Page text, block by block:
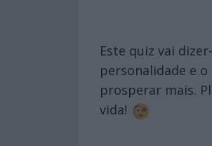
Este quiz vai
personalidade e
prosperar mais.
vida!